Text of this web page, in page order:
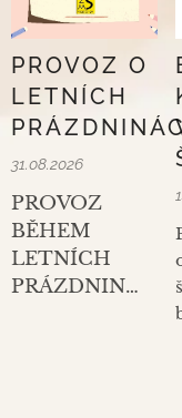
PROVOZ O
LETNÍCH
31.08.2026
PROVOZ
BĚHEM
LETNÍCH
PRÁZDNIN